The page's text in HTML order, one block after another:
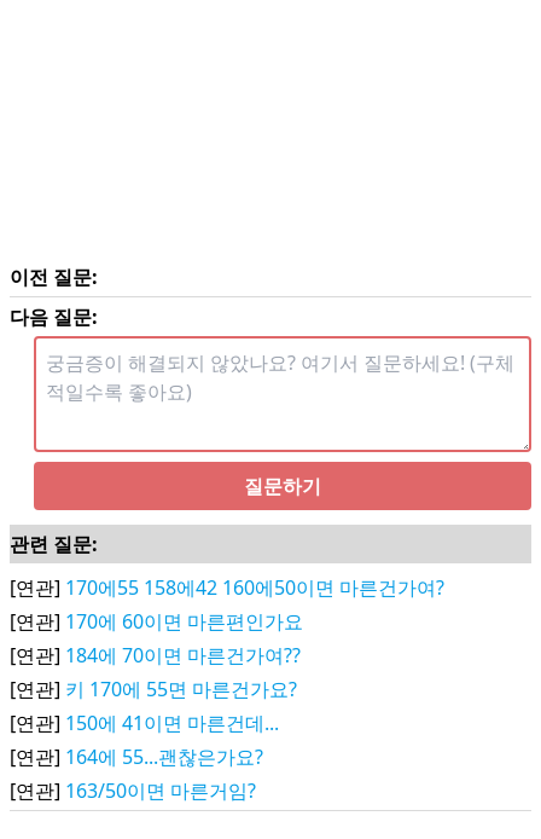
이전 질문:
다음 질문:
질문하기
관련 질문:
[연관] 170에55 158에42 160에50이면 마른건가여?
[연관] 170에 60이면 마른편인가요
[연관] 184에 70이면 마른건가여??
[연관] 키 170에 55면 마른건가요?
[연관] 150에 41이면 마른건데...
[연관] 164에 55...괜찮은가요?
[연관] 163/50이면 마른거임?